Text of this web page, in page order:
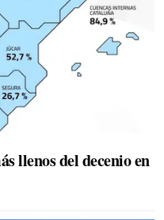
llenos del decenio en